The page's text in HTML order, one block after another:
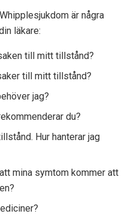
är några
läkare:
till mitt tillstånd?
till mitt tillstånd?
jag?
du?
Hur hanterar jag
mina symtom kommer att